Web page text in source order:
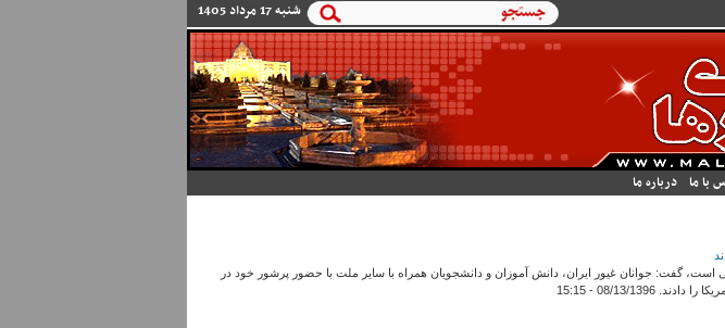
شنبه 17 مرداد 1405 فرم جستجو
جستجو
با ما درباره ما
است، گفت: جوانان غیور ایران، دانش آموزان و دانشجویان همراه با سایر ملت با حضور پرشور خود در